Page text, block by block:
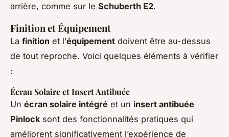
arrière, comme sur le Schuberth E2.
Finition et Équipement
La finition et l’équipement doivent être au-dessus
de tout reproche. Voici quelques éléments à vérifier
:
Écran Solaire et Insert Antibuée
Un écran solaire intégré et un insert antibuée
Pinlocksont des fonctionnalités pratiques qui
améliorent significativement l’expérience de